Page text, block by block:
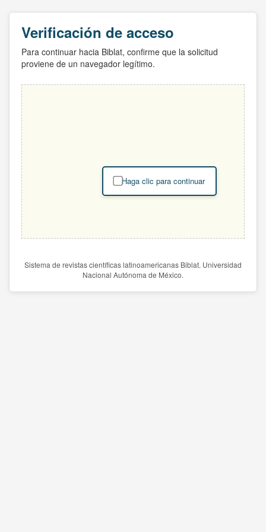
Verificación de acceso
Para continuar hacia Biblat, confirme que la solicitud
proviene de un navegador legítimo.
Haga clic para continuar
Sistema de revistas científicas latinoamericanas Biblat. Universidad
Nacional Autónoma de México.